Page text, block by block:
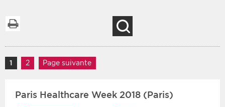
Rendez-vous des 7
prochains jours
derniers jours
Type d'information
Les deux
Navigation des articles
Page
1 Page
2 Page suivante
Paris Healthcare Week 2018 (Paris)